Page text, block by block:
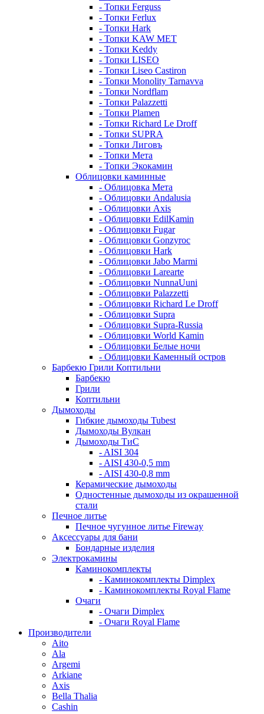
- Топки Ferguss
- Топки Ferlux
- Топки Hark
- Топки KAW MET
- Топки Keddy
- Топки LISEO
- Топки Liseo Castiron
- Топки Monolity Tarnavva
- Топки Nordflam
- Топки Palazzetti
- Топки Plamen
- Топки Richard Le Droff
- Топки SUPRA
- Топки Лиговъ
- Топки Мета
- Топки Экокамин
Облицовки каминные
- Облицовка Мета
- Облицовки Andalusia
- Облицовки Axis
- Облицовки EdilKamin
- Облицовки Fugar
- Облицовки Gonzyroc
- Облицовки Hark
- Облицовки Jabo Marmi
- Облицовки Larearte
- Облицовки NunnaUuni
- Облицовки Palazzetti
- Облицовки Richard Le Droff
- Облицовки Supra
- Облицовки Supra-Russia
- Облицовки World Kamin
- Облицовки Белые ночи
- Облицовки Каменный остров
Барбекю Грили Коптильни
Барбекю
Грили
Коптильни
Дымоходы
Гибкие дымоходы Tubest
Дымоходы Вулкан
Дымоходы ТиС
- AISI 304
- AISI 430-0,5 mm
- AISI 430-0,8 mm
Керамические дымоходы
Одностенные дымоходы из окрашенной
стали
Печное литье
Печное чугунное литье Fireway
Аксессуары для бани
Бондарные изделия
Электрокамины
Каминокомплекты
- Каминокомплекты Dimplex
- Каминокомплекты Royal Flame
Очаги
- Очаги Dimplex
- Очаги Royal Flame
Производители
Aito
Ala
Argemi
Arkiane
Axis
Bella Thalia
Cashin